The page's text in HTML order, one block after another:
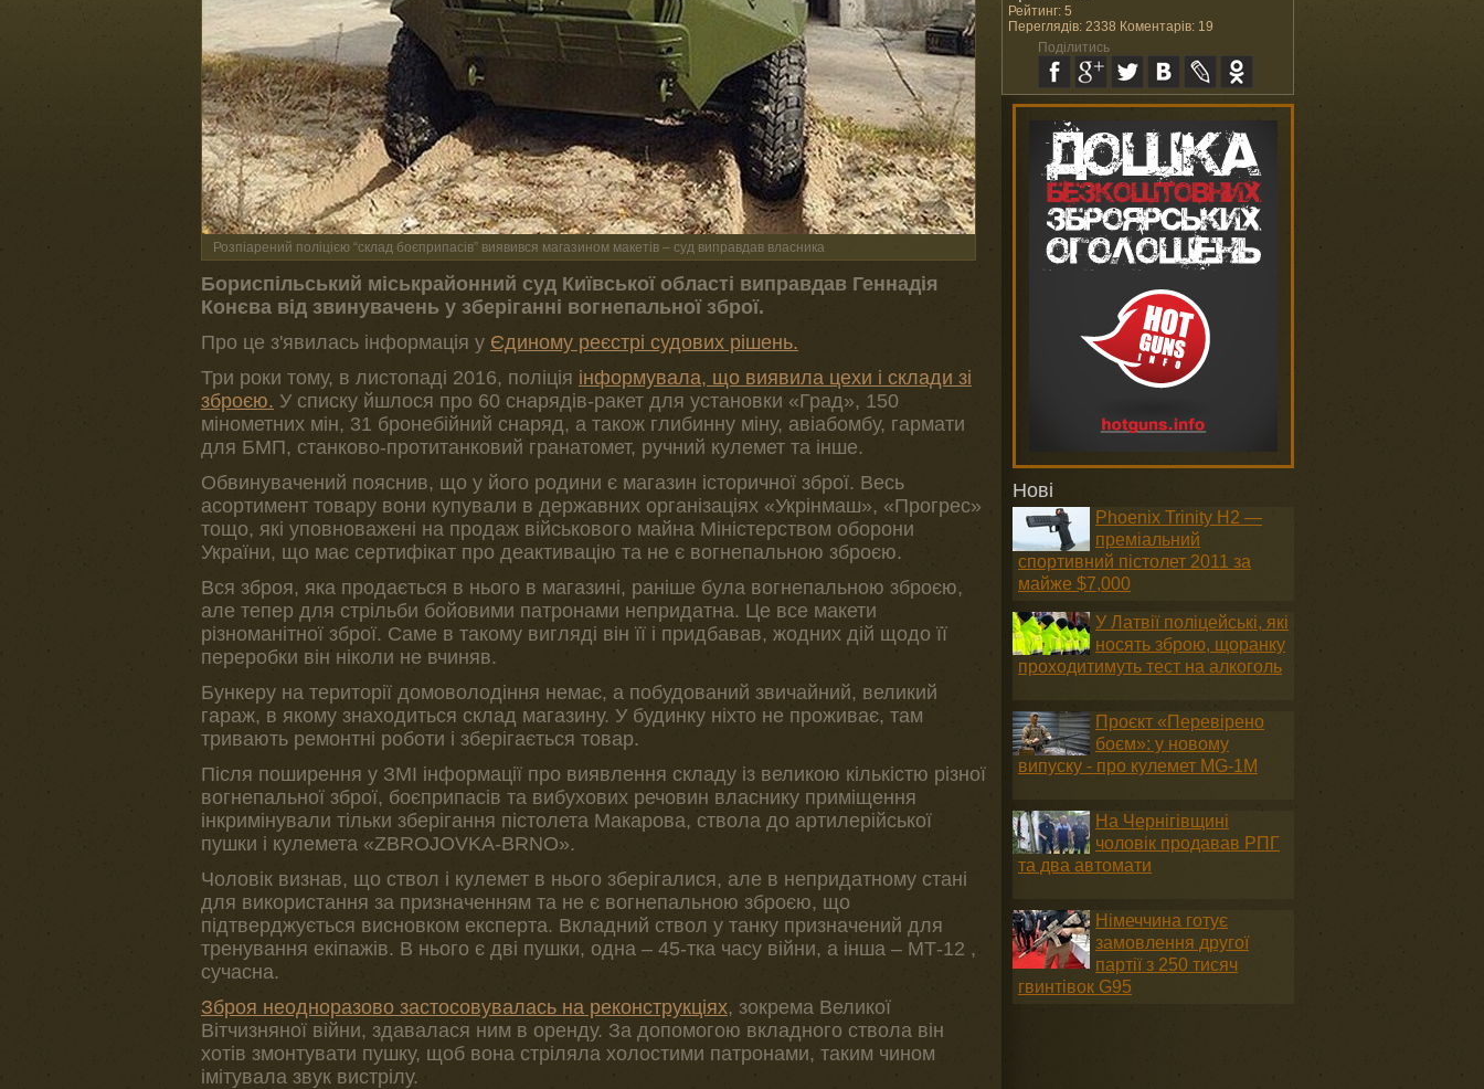
Розпіарений поліцією “склад боєприпасів” виявився магазином макетів – суд виправдав власника
Бориспільський міськрайонний суд Київської області виправдав Геннадія
Конєва від звинувачень у зберіганні вогнепальної зброї.
Про це з'явилась інформація у Єдиному реєстрі судових рішень.
Три роки тому, в листопаді 2016, поліція інформувала, що виявила цехи і склади зі
зброєю. У списку йшлося про 60 снарядів-ракет для установки «Град», 150
мінометних мін, 31 бронебійний снаряд, а також глибинну міну, авіабомбу, гармати
для БМП, станково-протитанковий гранатомет, ручний кулемет та інше.
Обвинувачений пояснив, що у його родини є магазин історичної зброї. Весь
асортимент товару вони купували в державних організаціях «Укрінмаш», «Прогрес»
тощо, які уповноважені на продаж військового майна Міністерством оборони
України, що має сертифікат про деактивацію та не є вогнепальною зброєю.
Вся зброя, яка продається в нього в магазині, раніше була вогнепальною зброєю,
але тепер для стрільби бойовими патронами непридатна. Це все макети
різноманітної зброї. Саме в такому вигляді він її і придбавав, жодних дій щодо її
переробки він ніколи не вчиняв.
Бункеру на території домоволодіння немає, а побудований звичайний, великий
гараж, в якому знаходиться склад магазину. У будинку ніхто не проживає, там
тривають ремонтні роботи і зберігається товар.
Після поширення у ЗМІ інформації про виявлення складу із великою кількістю різної
вогнепальної зброї, боєприпасів та вибухових речовин власнику приміщення
інкримінували тільки зберігання пістолета Макарова, ствола до артилерійської
пушки і кулемета «ZBROJOVKA-BRNO».
Чоловік визнав, що ствол і кулемет в нього зберігалися, але в непридатному стані
для використання за призначенням та не є вогнепальною зброєю, що
підтверджується висновком експерта. Вкладний ствол у танку призначений для
тренування екіпажів. В нього є дві пушки, одна – 45-тка часу війни, а інша – МТ-12 ,
сучасна.
Зброя неодноразово застосовувалась на реконструкціях, зокрема Великої
Вітчизняної війни, здавалася ним в оренду. За допомогою вкладного ствола він
хотів змонтувати пушку, щоб вона стріляла холостими патронами, таким чином
імітувала звук вистрілу.
Нові
Phoenix Trinity H2 —
преміальний
спортивний пістолет 2011 за
майже $7,000
У Латвії поліцейські, які
носять зброю, щоранку
проходитимуть тест на алкоголь
Проєкт «Перевірено
боєм»: у новому
випуску - про кулемет MG-1М
На Чернігівщині
чоловік продавав РПГ
та два автомати
Німеччина готує
замовлення другої
партії з 250 тисяч
гвинтівок G95
Рейтинг: 5
Переглядів: 2338 Коментарів: 19
Поділитись